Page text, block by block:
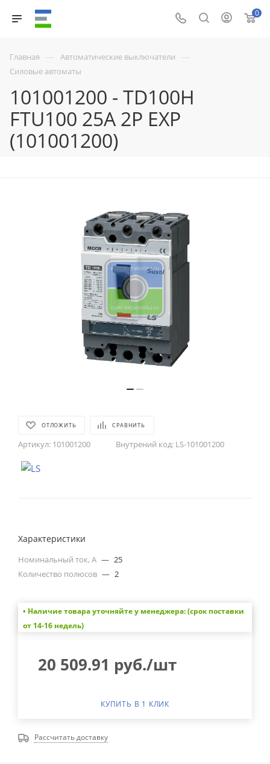
0
Главная — Автоматические выключатели —
Силовые автоматы
101001200 - TD100H
FTU100 25A 2P EXP
(101001200)
ОТЛОЖИТЬ СРАВНИТЬ
Артикул: 101001200 Внутрений код: LS-101001200
Характеристики
Номинальный ток, А — 25
Количество полюсов — 2
• Наличие товара уточняйте у менеджера: (срок поставки
от 14-16 недель)
20 509.91 руб./шт
КУПИТЬ В 1 КЛИК
Рассчитать доставку